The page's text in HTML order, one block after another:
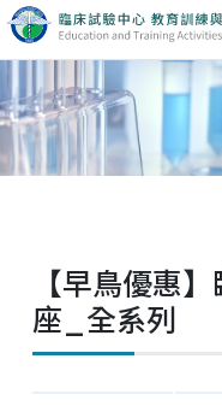
實體與線上同步課程
最新消息
活動集錦
【早鳥優惠
座_全系列